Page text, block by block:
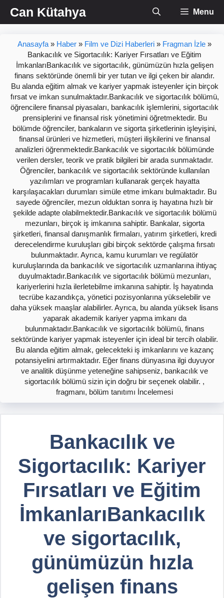
İçeriğe
atlaCan Kütahya Menu
Anasayfa » Haber » Film ve Dizi Haberleri » Fragman İzle »
Bankacılık ve Sigortacılık: Kariyer Fırsatları ve Eğitim
İmkanlarıBankacılık ve sigortacılık, günümüzün hızla gelişen
finans sektöründe önemli bir yer tutan ve ilgi çeken bir alandır.
Bu alanda eğitim almak ve kariyer yapmak isteyenler için birçok
fırsat ve imkan sunulmaktadır.Bankacılık ve sigortacılık bölümü,
öğrencilere finansal piyasaları, bankacılık işlemlerini, sigortacılık
prensiplerini ve finansal risk yönetimini öğretmektedir. Bu
bölümde öğrenciler, bankaların ve sigorta şirketlerinin işleyişini,
finansal ürünleri ve hizmetleri, müşteri ilişkilerini ve finansal
analizleri öğrenmektedir.Bankacılık ve sigortacılık bölümünde
verilen dersler, teorik ve pratik bilgileri bir arada sunmaktadır.
Öğrenciler, bankacılık ve sigortacılık sektöründe kullanılan
yazılımları ve programları kullanarak gerçek hayatta
karşılaşacakları durumları simüle etme imkanı bulmaktadır. Bu
sayede öğrenciler, mezun olduktan sonra iş hayatına hızlı bir
şekilde adapte olabilmektedir.Bankacılık ve sigortacılık bölümü
mezunları, birçok iş imkanına sahiptir. Bankalar, sigorta
şirketleri, finansal danışmanlık firmaları, yatırım şirketleri, kredi
derecelendirme kuruluşları gibi birçok sektörde çalışma fırsatı
bulunmaktadır. Ayrıca, kamu kurumları ve regülatör
kuruluşlarında da bankacılık ve sigortacılık uzmanlarına ihtiyaç
duyulmaktadır.Bankacılık ve sigortacılık bölümü mezunları,
kariyerlerini hızla ilerletebilme imkanına sahiptir. İş hayatında
tecrübe kazandıkça, yönetici pozisyonlarına yükselebilir ve
daha yüksek maaşlar alabilirler. Ayrıca, bu alanda yüksek lisans
yaparak akademik kariyer yapma imkanı da
bulunmaktadır.Bankacılık ve sigortacılık bölümü, finans
sektöründe kariyer yapmak isteyenler için ideal bir tercih olabilir.
Bu alanda eğitim almak, gelecekteki iş imkanlarını ve kazanç
potansiyelini artırmaktadır. Eğer finans dünyasına ilgi duyuyor
ve analitik düşünme yeteneğine sahipseniz, bankacılık ve
sigortacılık bölümü sizin için doğru bir seçenek olabilir. ,
fragmanı, bölüm tanıtımı İncelemesi
Bankacılık ve
Sigortacılık: Kariyer
Fırsatları ve Eğitim
İmkanlarıBankacılık
ve sigortacılık,
günümüzün hızla
gelişen finans